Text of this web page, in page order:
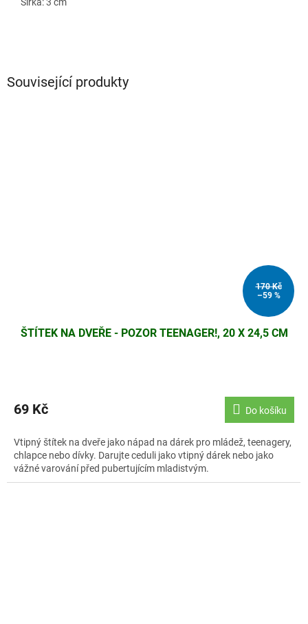
Související produkty
170 Kč
–59 %
ŠTÍTEK NA DVEŘE - POZOR TEENAGER!, 20 X 24,5 CM
69 Kč Do košíku
Vtipný štítek na dveře jako nápad na dárek pro mládež, teenagery,
chlapce nebo dívky. Darujte ceduli jako vtipný dárek nebo jako
vážné varování před pubertujícím mladistvým.